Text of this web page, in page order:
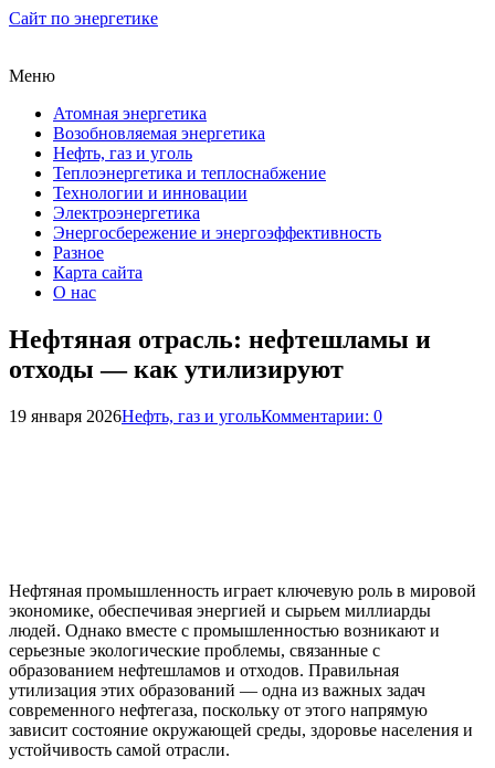
Сайт по энергетике
Меню
Атомная энергетика
Возобновляемая энергетика
Нефть, газ и уголь
Теплоэнергетика и теплоснабжение
Технологии и инновации
Электроэнергетика
Энергосбережение и энергоэффективность
Разное
Карта сайта
О нас
Нефтяная отрасль: нефтешламы и
отходы — как утилизируют
19 января 2026Нефть, газ и угольКомментарии: 0
Нефтяная промышленность играет ключевую роль в мировой
экономике, обеспечивая энергией и сырьем миллиарды
людей. Однако вместе с промышленностью возникают и
серьезные экологические проблемы, связанные с
образованием нефтешламов и отходов. Правильная
утилизация этих образований — одна из важных задач
современного нефтегаза, поскольку от этого напрямую
зависит состояние окружающей среды, здоровье населения и
устойчивость самой отрасли.